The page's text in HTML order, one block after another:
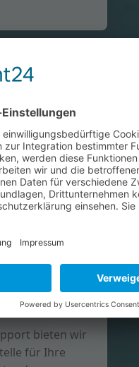
Übersicht
die
Beiträge
die
nun nicht
dem neuesten
bieten wir
für Ihre